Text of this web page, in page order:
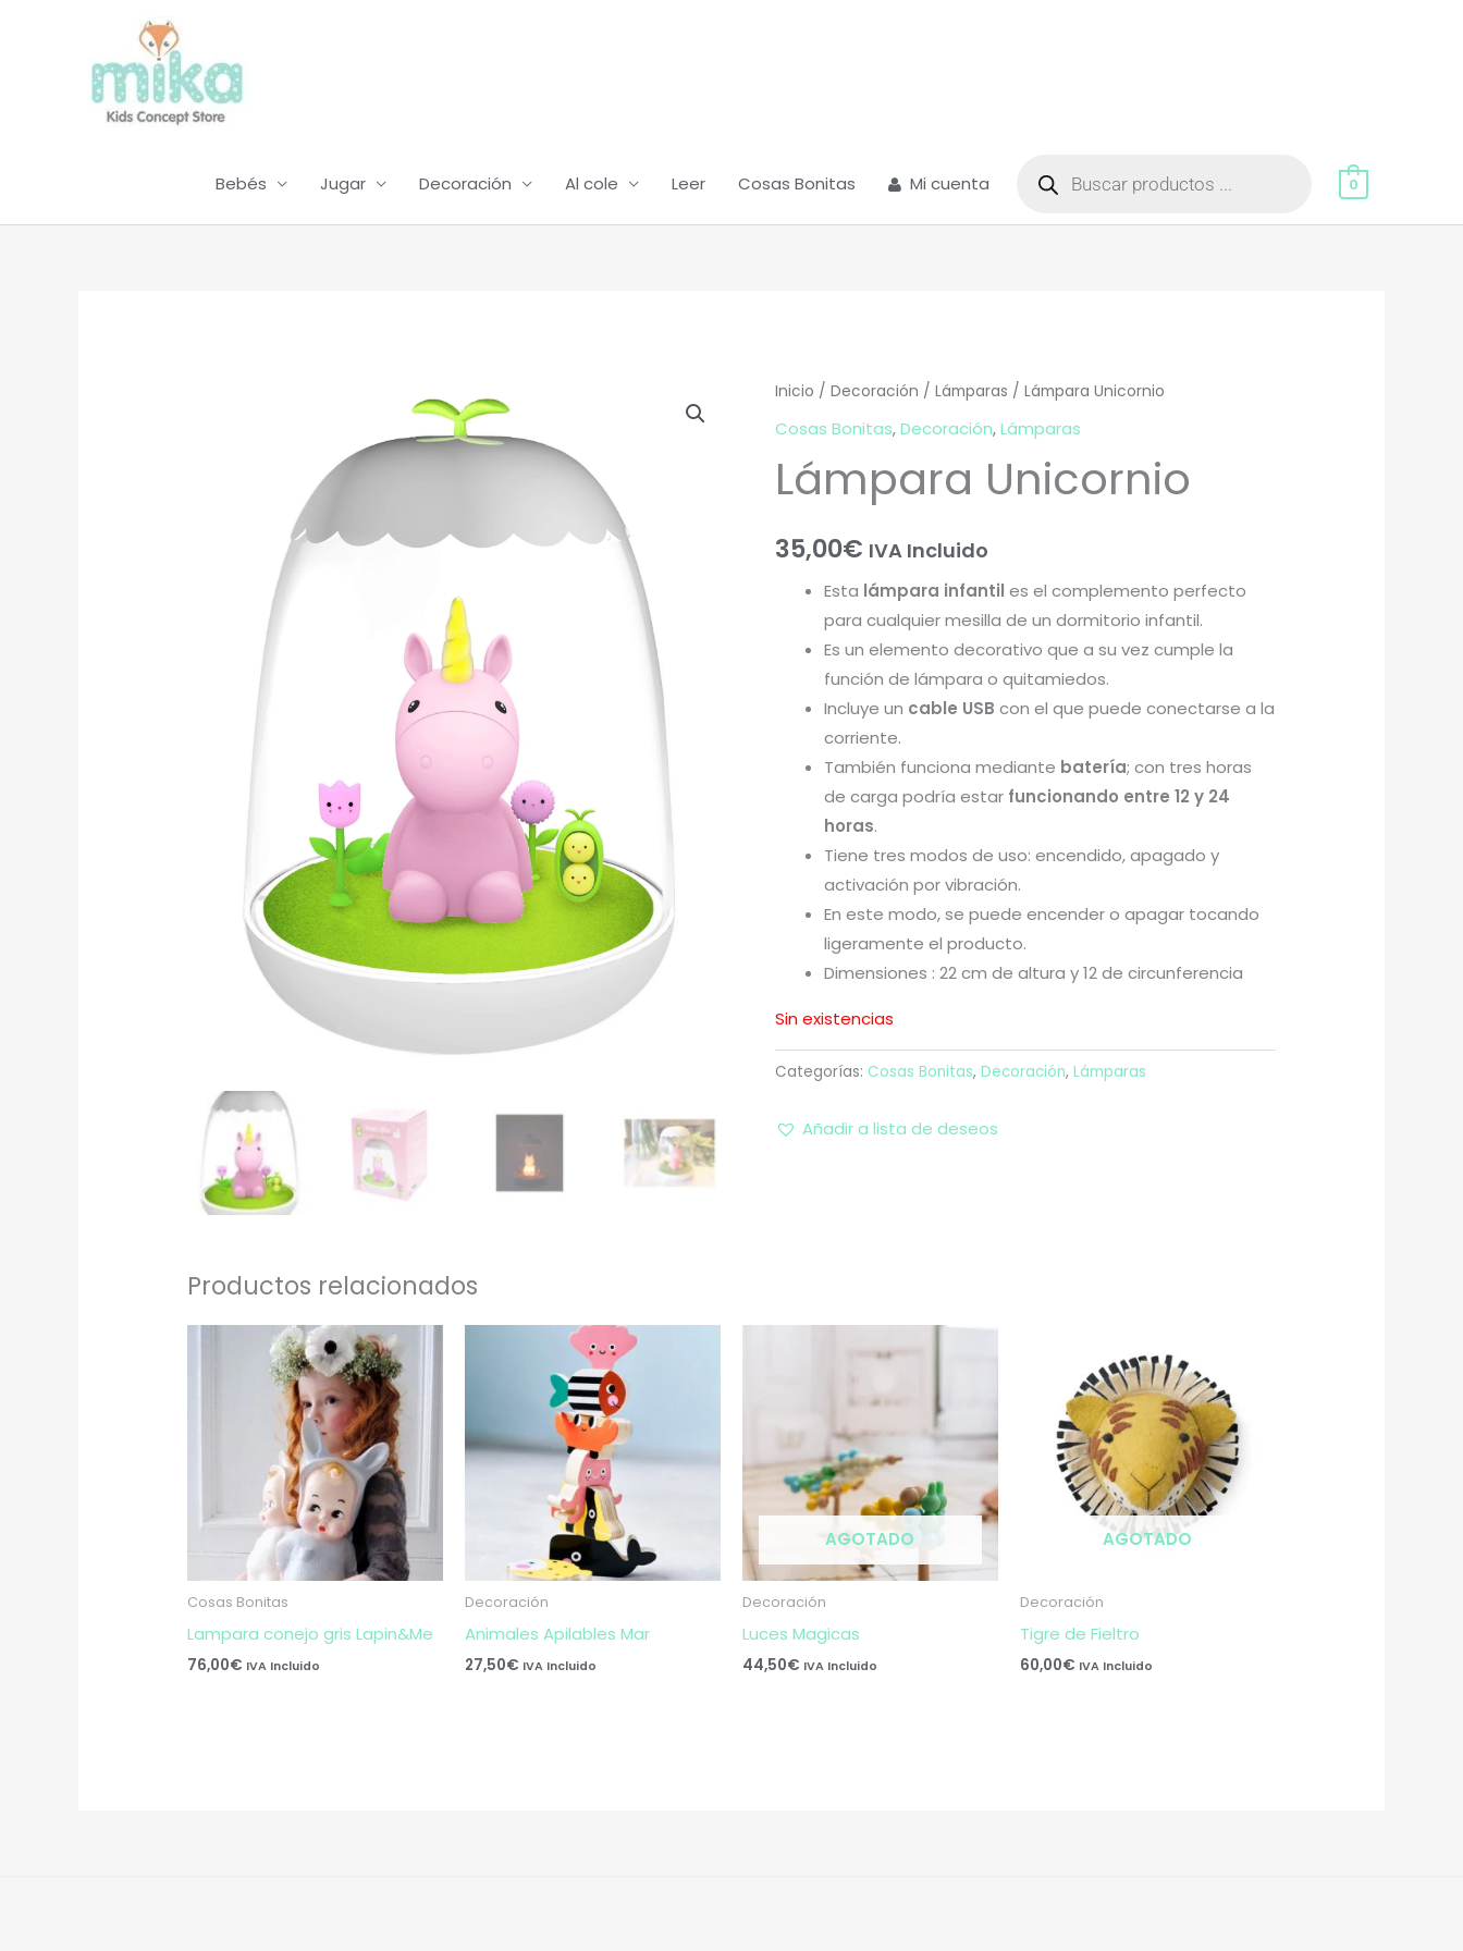
Bebés Jugar Decoración Al cole Leer Cosas Bonitas Mi cuenta productos 0
Inicio / Decoración / Lámparas / Lámpara Unicornio
Cosas Bonitas,Decoración,Lámparas
Lámpara Unicornio
35,00€ IVA Incluido
Esta lámpara infantil es el complemento perfecto
para cualquier mesilla de un dormitorio infantil.
Es un elemento decorativo que a su vez cumple la
función de lámpara o quitamiedos.
Incluye un cable USB con el que puede conectarse a la
corriente.
También funciona mediante batería; con tres horas
de carga podría estar funcionando entre 12 y 24
horas.
Tiene tres modos de uso: encendido, apagado y
activación por vibración.
En este modo, se puede encender o apagar tocando
ligeramente el producto.
Dimensiones : 22 cm de altura y 12 de circunferencia
Sin existencias
Categorías: Cosas Bonitas, Decoración, Lámparas
Añadir a lista de deseos
Productos relacionados
Cosas Bonitas
Lampara conejo gris Lapin&Me
76,00€ IVA Incluido
Decoración
Animales Apilables Mar
27,50€ IVA Incluido
AGOTADO
Decoración
Luces Magicas
44,50€ IVA Incluido
AGOTADO
Decoración
Tigre de Fieltro
60,00€ IVA Incluido